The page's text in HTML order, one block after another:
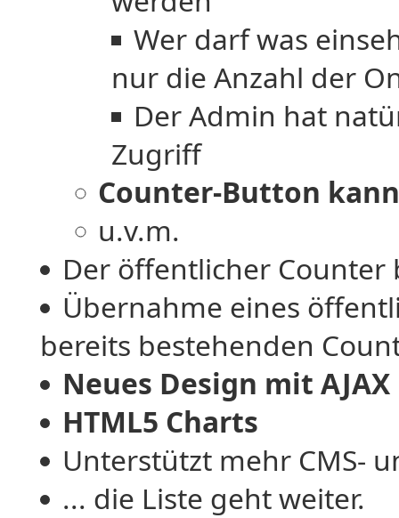
Wer darf was
nur die Anzahl der
Der Admin hat
Zugriff
Counter-Button
u.v.m.
Der öffentlicher Counter
Übernahme eines
bereits bestehenden
Neues Design mit AJAX
HTML5 Charts
Unterstützt mehr CMS-
... die Liste geht weiter.